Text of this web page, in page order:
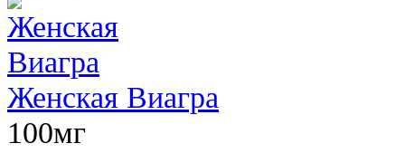
Женская Виагра
100мг